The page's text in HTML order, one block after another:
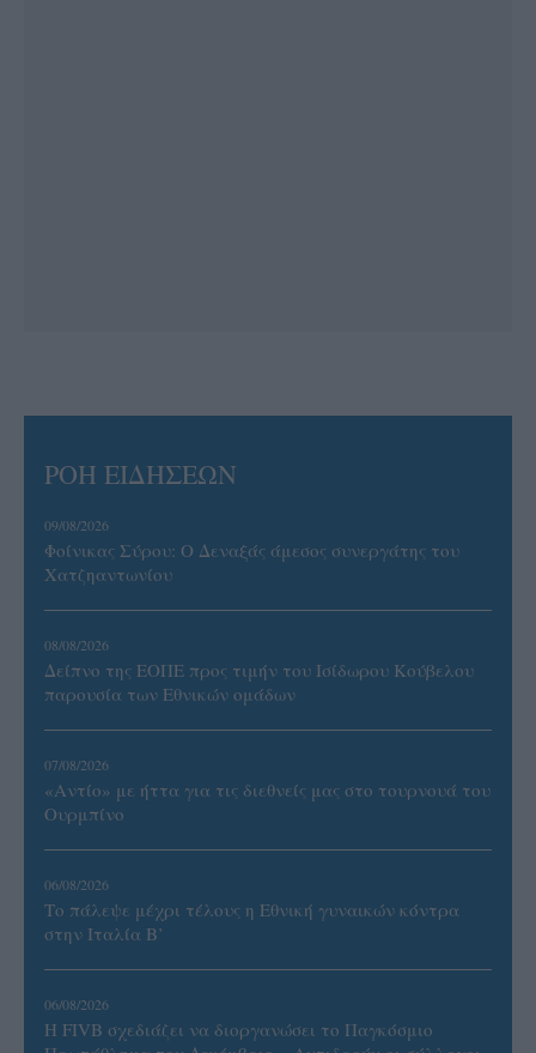
ΡΟΗ ΕΙΔΗΣΕΩΝ
09/08/2026
Φοίνικας Σύρου: Ο Δεναξάς άμεσος συνεργάτης του
Χατζηαντωνίου
08/08/2026
Δείπνο της ΕΟΠΕ προς τιμήν του Ισίδωρου Κούβελου
παρουσία των Εθνικών ομάδων
07/08/2026
«Αντίο» με ήττα για τις διεθνείς μας στο τουρνουά του
Ουρμπίνο
06/08/2026
Το πάλεψε μέχρι τέλους η Εθνική γυναικών κόντρα
στην Ιταλία Β’
06/08/2026
Η FIVB σχεδιάζει να διοργανώσει το Παγκόσμιο